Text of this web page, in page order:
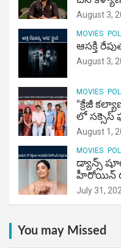
August 3,
MOVIES
ఆసక్తి
August 3,
MOVIES
“క్రేజీ
లో సక్సెస్
August 1,
MOVIES
డ్యాన్స్
హీరోయిన్
July 31,
You may Missed